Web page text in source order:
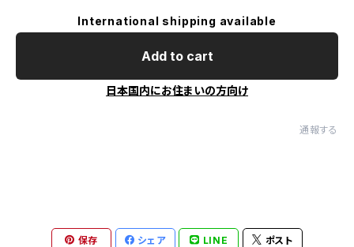
International shipping available
Add to cart
日本国内にお住まいの方向け
通報する
保存 シェア LINE ポスト